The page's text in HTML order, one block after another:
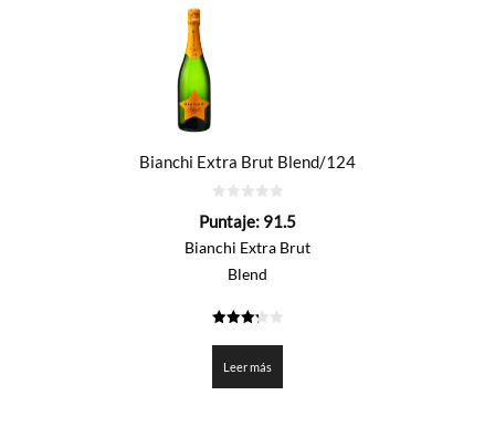
Bianchi Extra Brut Blend/124
de
Puntaje: 91.5
Bianchi Extra Brut
Blend
Leer más